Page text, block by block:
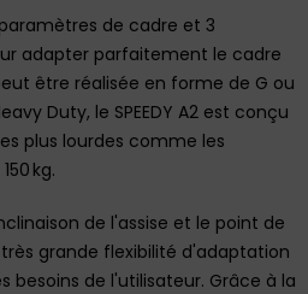
de cadre et 3
adapter parfaitement le cadre
être réalisée en forme de G ou
Duty, le SPEEDY A2 est conçu
plus lourdes comme les
kg.
de l'assise et le point de
grande flexibilité d'adaptation
besoins de l'utilisateur. Grâce à la